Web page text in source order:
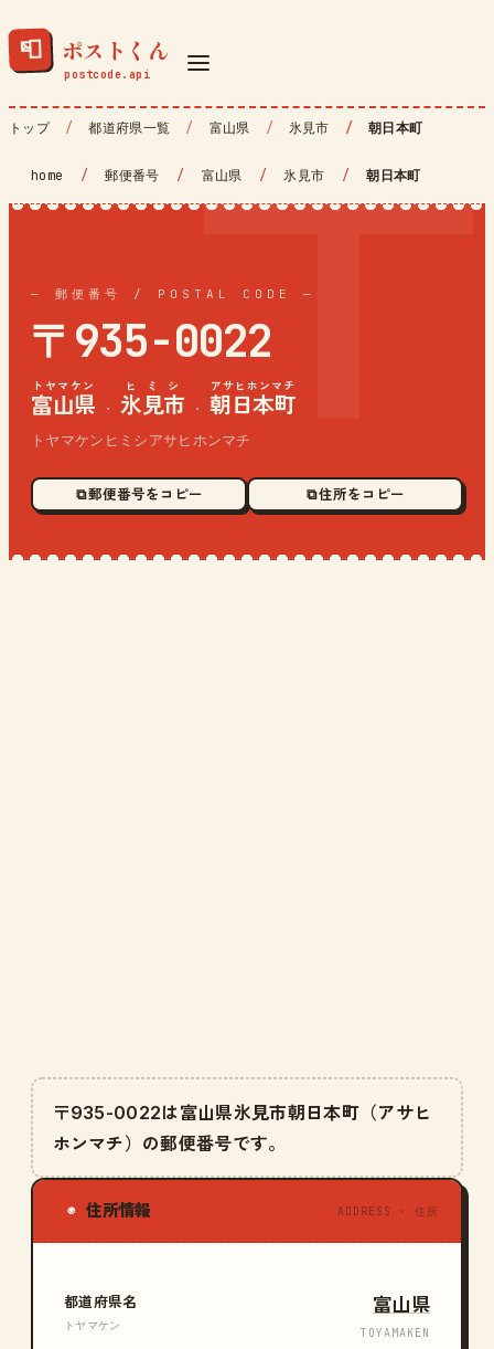
📮 ポストくん
トップ 都道府県一覧 富山県 氷見市 朝日本町
home / 郵便番号 / 富山県 / 氷見市 / 朝日本町
— 郵便番号 / POSTAL CODE —
〒935-0022
富山県
トヤマケン
· 氷見市
ヒミシ
· 朝日本町
アサヒホンマチ
トヤマケンヒミシアサヒホンマチ
⧉ 郵便番号をコピー ⧉ 住所をコピー
〒935-0022は富山県氷見市朝日本町（アサヒ
ホンマチ）の郵便番号です。
◉ 住所情報 ADDRESS · 住所
都道府県名
トヤマケン
富山県
TOYAMAKEN